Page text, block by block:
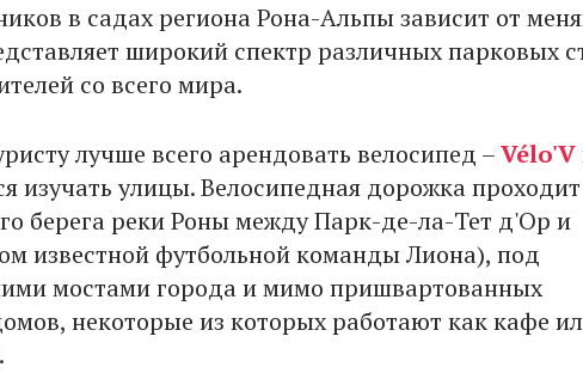
в садах региона Рона-Альпы зависит от
широкий спектр различных парковых
со всего мира.
лучше всего арендовать велосипед –Vélo'V
изучать улицы. Велосипедная дорожка проходит
берега реки Роны между Парк-де-ла-Тет д'Ор и
известной футбольной команды Лиона), под
мостами города и мимо пришвартованных
некоторые из которых работают как кафе